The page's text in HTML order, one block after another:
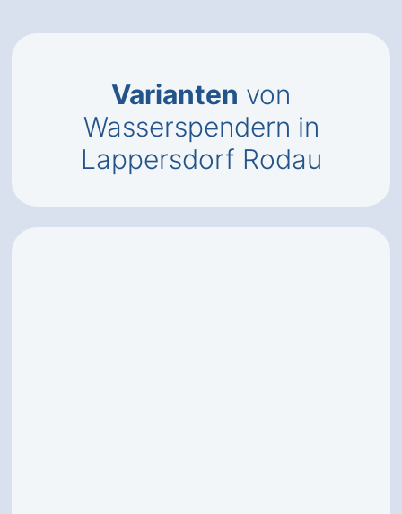
Varianten von
Wasserspendern in
Lappersdorf Rodau